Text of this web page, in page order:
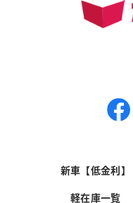
新車【低金利】
軽在庫一覧